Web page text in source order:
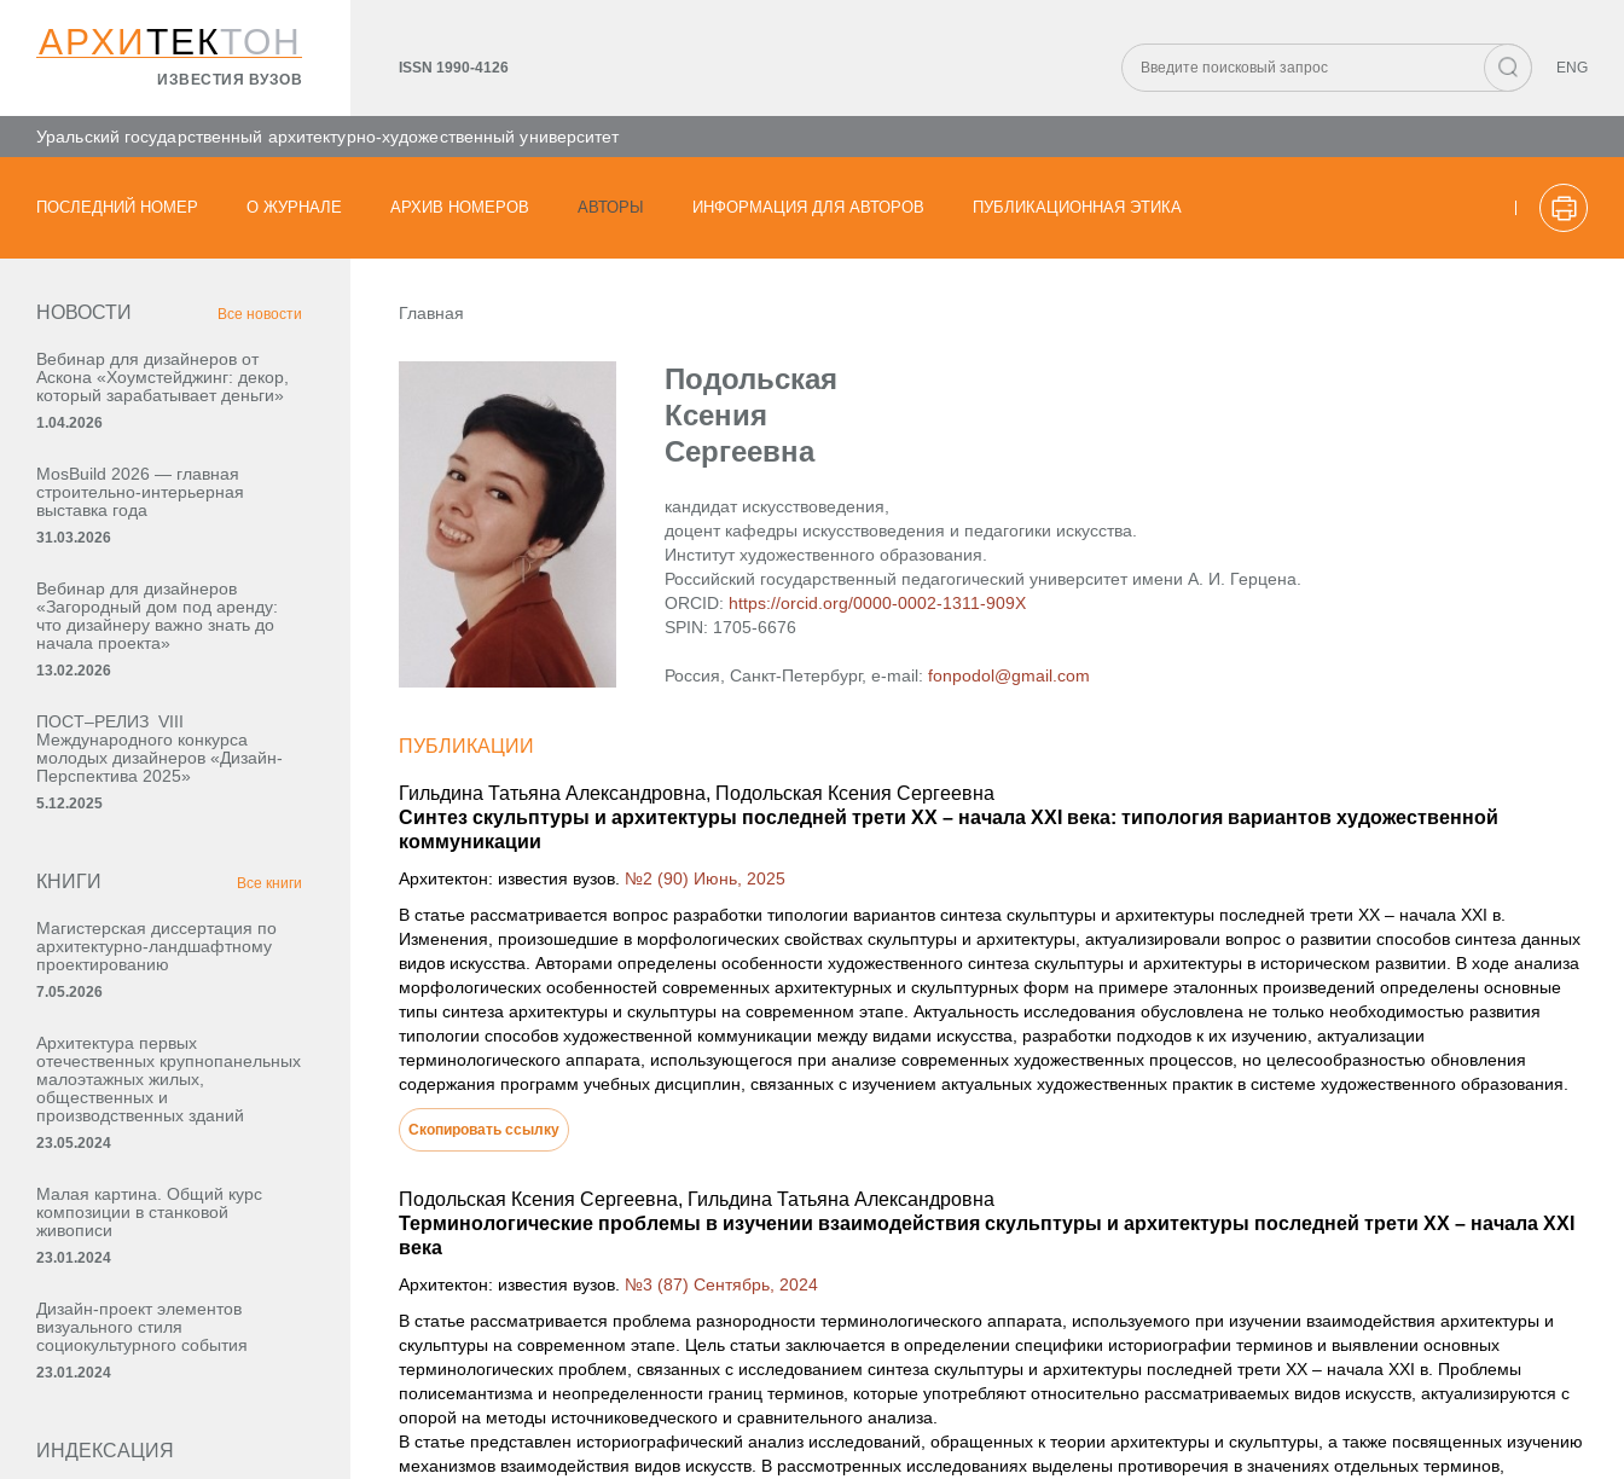
АРХИТЕКТОН
ИЗВЕСТИЯ ВУЗОВ
ISSN 1990-4126 ENG
Уральский государственный архитектурно-художественный университет
ПОСЛЕДНИЙ НОМЕР О ЖУРНАЛЕ АРХИВ НОМЕРОВ АВТОРЫ ИНФОРМАЦИЯ ДЛЯ АВТОРОВ ПУБЛИКАЦИОННАЯ ЭТИКА
НОВОСТИ Все новости
Вебинар для дизайнеров от
Аскона «Хоумстейджинг: декор,
который зарабатывает деньги»
1.04.2026
MosBuild 2026 — главная
строительно-интерьерная
выставка года
31.03.2026
Вебинар для дизайнеров
«Загородный дом под аренду:
что дизайнеру важно знать до
начала проекта»
13.02.2026
ПОСТ–РЕЛИЗ VIII
Международного конкурса
молодых дизайнеров «Дизайн-
Перспектива 2025»
5.12.2025
КНИГИ Все книги
Магистерская диссертация по
архитектурно-ландшафтному
проектированию
7.05.2026
Архитектура первых
отечественных крупнопанельных
малоэтажных жилых,
общественных и
производственных зданий
23.05.2024
Малая картина. Общий курс
композиции в станковой
живописи
23.01.2024
Дизайн-проект элементов
визуального стиля
социокультурного события
23.01.2024
ИНДЕКСАЦИЯ
Главная
Подольская
Ксения
Сергеевна
кандидат искусствоведения,
доцент кафедры искусствоведения и педагогики искусства.
Институт художественного образования.
Российский государственный педагогический университет имени А. И. Герцена.
ORCID: https://orcid.org/0000-0002-1311-909X
SPIN: 1705-6676
Россия, Санкт-Петербург, e-mail: fonpodol@gmail.com
ПУБЛИКАЦИИ
Гильдина Татьяна Александровна, Подольская Ксения Сергеевна
Синтез скульптуры и архитектуры последней трети XX – начала XXI века: типология вариантов художественной
коммуникации
Архитектон: известия вузов. №2 (90) Июнь, 2025
В статье рассматривается вопрос разработки типологии вариантов синтеза скульптуры и архитектуры последней трети XX – начала XXI в.
Изменения, произошедшие в морфологических свойствах скульптуры и архитектуры, актуализировали вопрос о развитии способов синтеза данных
видов искусства. Авторами определены особенности художественного синтеза скульптуры и архитектуры в историческом развитии. В ходе анализа
морфологических особенностей современных архитектурных и скульптурных форм на примере эталонных произведений определены основные
типы синтеза архитектуры и скульптуры на современном этапе. Актуальность исследования обусловлена не только необходимостью развития
типологии способов художественной коммуникации между видами искусства, разработки подходов к их изучению, актуализации
терминологического аппарата, использующегося при анализе современных художественных процессов, но целесообразностью обновления
содержания программ учебных дисциплин, связанных с изучением актуальных художественных практик в системе художественного образования.
Скопировать ссылку
Подольская Ксения Сергеевна, Гильдина Татьяна Александровна
Терминологические проблемы в изучении взаимодействия скульптуры и архитектуры последней трети XX – начала XXI
века
Архитектон: известия вузов. №3 (87) Сентябрь, 2024
В статье рассматривается проблема разнородности терминологического аппарата, используемого при изучении взаимодействия архитектуры и
скульптуры на современном этапе. Цель статьи заключается в определении специфики историографии терминов и выявлении основных
терминологических проблем, связанных с исследованием синтеза скульптуры и архитектуры последней трети XX – начала XXI в. Проблемы
полисемантизма и неопределенности границ терминов, которые употребляют относительно рассматриваемых видов искусств, актуализируются с
опорой на методы источниковедческого и сравнительного анализа.
В статье представлен историографический анализ исследований, обращенных к теории архитектуры и скульптуры, а также посвященных изучению
механизмов взаимодействия видов искусств. В рассмотренных исследованиях выделены противоречия в значениях отдельных терминов,